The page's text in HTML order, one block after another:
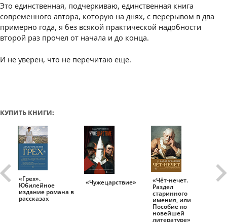
Это единственная, подчеркиваю, единственная книга
современного автора, которую на днях, с перерывом в два
примерно года, я без всякой практической надобности
второй раз прочел от начала и до конца.
И не уверен, что не перечитаю еще.
КУПИТЬ КНИГИ:
«Грех».
Юбилейное
издание романа в
рассказах
«Чужецарствие» «Чёт-нечет.
Раздел
старинного
имения, или
Пособие по
новейшей
литературе»